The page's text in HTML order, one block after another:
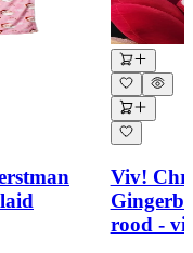
Viv!
rood -